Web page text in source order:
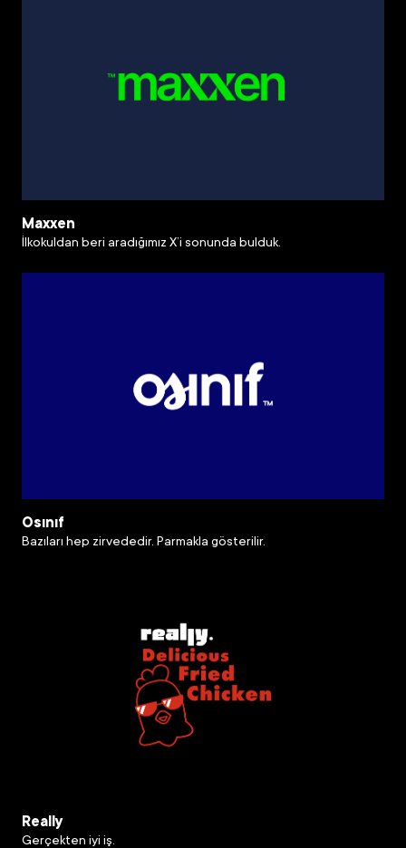
Maxxen
İlkokuldan beri aradığımız X’i sonunda bulduk.
Osınıf
Bazıları hep zirvededir. Parmakla gösterilir.
Really
Gerçekten iyi iş.